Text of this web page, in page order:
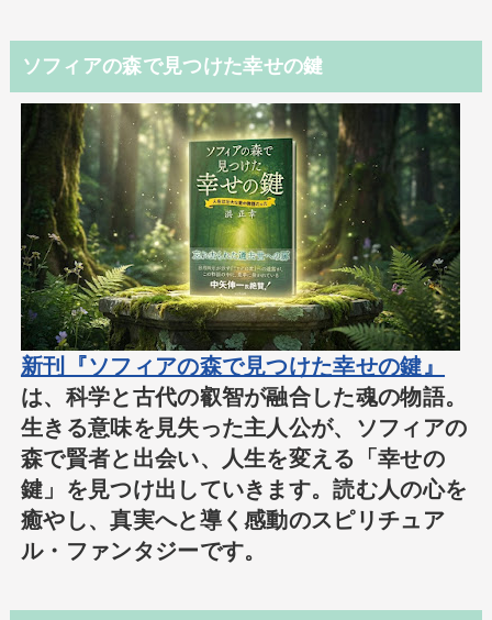
ソフィアの森で見つけた幸せの鍵
新刊『ソフィアの森で見つけた幸せの鍵』
は、科学と古代の叡智が融合した魂の物語。
生きる意味を見失った主人公が、ソフィアの
森で賢者と出会い、人生を変える「幸せの
鍵」を見つけ出していきます。読む人の心を
癒やし、真実へと導く感動のスピリチュア
ル・ファンタジーです。